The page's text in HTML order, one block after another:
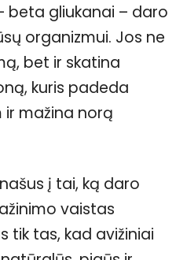
beta gliukanai – daro
organizmui. Jos ne
bet ir skatina
kuris padeda
mažina norą
į tai, ką daro
vaistas
tik tas, kad avižiniai